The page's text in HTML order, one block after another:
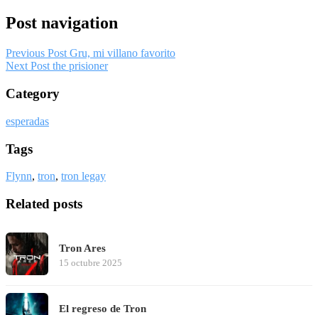
Post navigation
Previous Post Gru, mi villano favorito
Next Post the prisioner
Category
esperadas
Tags
Flynn, tron, tron legay
Related posts
Tron Ares
15 octubre 2025
El regreso de Tron